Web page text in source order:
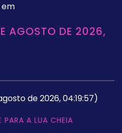
em
AGOSTO DE 2026,
de 2026, 04:19:57)
PARA A LUA CHEIA